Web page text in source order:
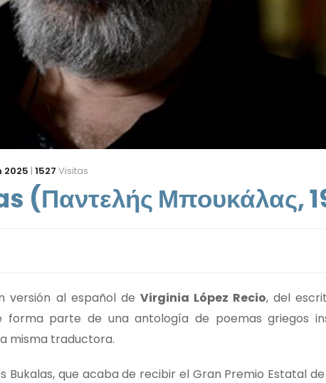
2025 | 1527 Visitas
(Παντελής Μπουκάλας,
versión al español de Virginia López Recio, del
forma parte de una antología de poemas griegos
misma traductora.
Bukalas, que acaba de recibir el Gran Premio Estatal